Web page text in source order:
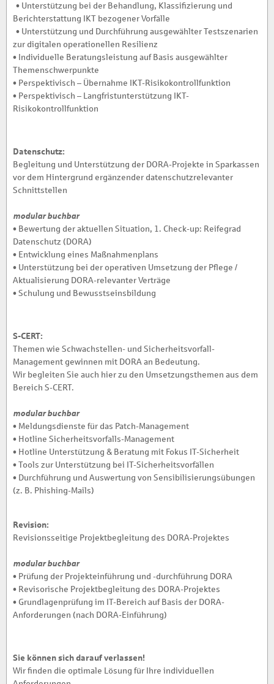
• Unterstützung bei der Behandlung, Klassifizierung und
Berichterstattung IKT bezogener Vorfälle
• Unterstützung und Durchführung ausgewählter Testszenarien
zur digitalen operationellen Resilienz
• Individuelle Beratungsleistung auf Basis ausgewählter
Themenschwerpunkte
• Perspektivisch – Übernahme IKT-Risikokontrollfunktion
• Perspektivisch – Langfristunterstützung IKT-
Risikokontrollfunktion
Datenschutz:
Begleitung und Unterstützung der DORA-Projekte in Sparkassen
vor dem Hintergrund ergänzender datenschutzrelevanter
Schnittstellen
modular buchbar
• Bewertung der aktuellen Situation, 1. Check-up: Reifegrad
Datenschutz (DORA)
• Entwicklung eines Maßnahmenplans
• Unterstützung bei der operativen Umsetzung der Pflege /
Aktualisierung DORA-relevanter Verträge
• Schulung und Bewusstseinsbildung
S-CERT:
Themen wie Schwachstellen- und Sicherheitsvorfall-
Management gewinnen mit DORA an Bedeutung.
Wir begleiten Sie auch hier zu den Umsetzungsthemen aus dem
Bereich S-CERT.
modular buchbar
• Meldungsdienste für das Patch-Management
• Hotline Sicherheitsvorfalls-Management
• Hotline Unterstützung & Beratung mit Fokus IT-Sicherheit
• Tools zur Unterstützung bei IT-Sicherheitsvorfällen
• Durchführung und Auswertung von Sensibilisierungsübungen
(z. B. Phishing-Mails)
Revision:
Revisionsseitige Projektbegleitung des DORA-Projektes
modular buchbar
• Prüfung der Projekteinführung und -durchführung DORA
• Revisorische Projektbegleitung des DORA-Projektes
• Grundlagenprüfung im IT-Bereich auf Basis der DORA-
Anforderungen (nach DORA-Einführung)
Sie können sich darauf verlassen!
Wir finden die optimale Lösung für Ihre individuellen